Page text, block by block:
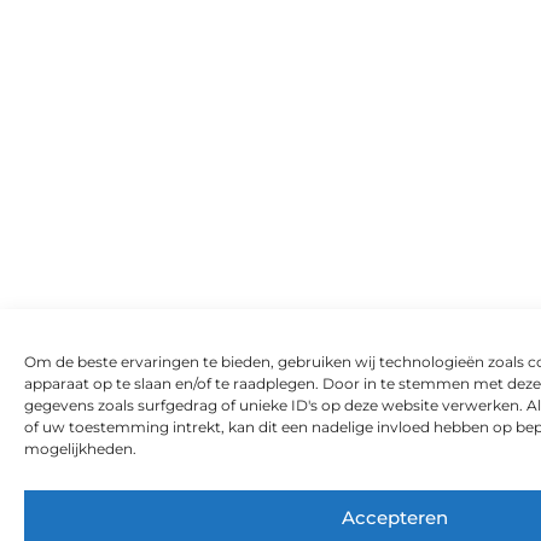
Om de beste ervaringen te bieden, gebruiken wij technologieën zoals
apparaat op te slaan en/of te raadplegen. Door in te stemmen met
gegevens zoals surfgedrag of unieke ID's op deze website verwerken.
of uw toestemming intrekt, kan dit een nadelige invloed hebben op
mogelijkheden.
Accepteren